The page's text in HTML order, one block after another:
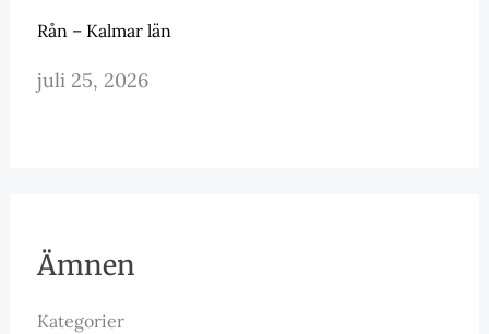
Rån – Kalmar län
juli 25, 2026
Ämnen
Kategorier